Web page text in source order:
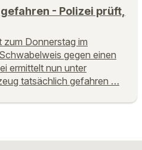
- Polizei prüft,
zum Donnerstag im
gegen einen
ermittelt nun unter
tatsächlich gefahren …